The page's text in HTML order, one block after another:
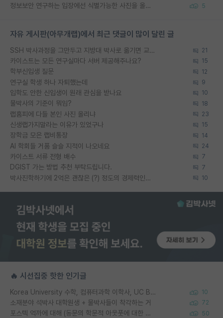
정보보안 연구하는 입장에선 식별가능한 사진을 올리는건 비추이긴함 5
자유 게시판(아무개랩)에서 최근 댓글이 많이 달린 글
SSH 박사과정을 그만두고 지방대 박사로 옮기면 교수의 꿈은 끝일까요? 21
카이스트는 모든 연구실마다 서버 제공해주나요? 15
학부신입생 질문 12
연구실 학생 하나 자퇴했는데 9
입학도 안한 신입생이 원래 관심을 받나요 10
물박사의 기준이 뭐임? 18
랩홈피에 다들 본인 사진 올리냐 23
신생랩가지말라는 이유가 있었구나 15
장학금 모은 랩비통장 14
AI 학회들 거품 슬슬 지적이 나오네요 24
카이스트 서류 전형 배수 7
DGIST 가는 방법 추천 부탁드립니다. 7
박사진학하기에 2억은 괜찮은 (?) 정도의 경제력인가요 10
🔥 시선집중 핫한 인기글
Korea University 수학, 컴퓨터과학 이학사, UC Berkeley 산업공학 대학원 공학박사가 되는 것은 쉽지 않겠죠? 10
소재분야 석박사 대학원생 + 물박사들이 착각하는 거 72
포스텍 억까에 대해 (동문의 학문적 아웃풋에 대한 반박) 50